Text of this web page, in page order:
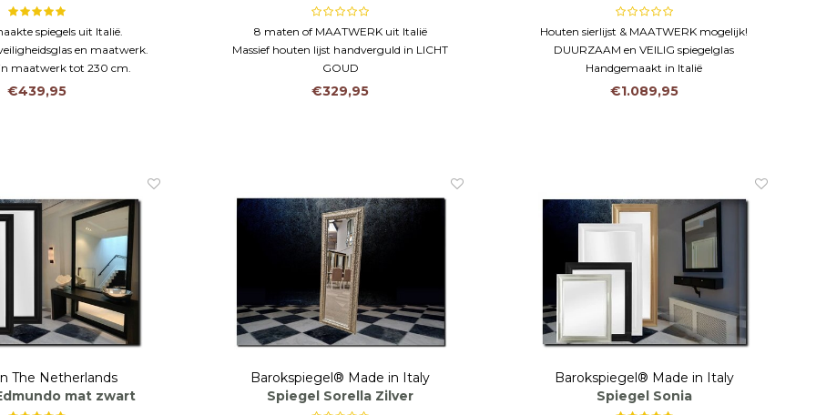
spiegels uit Italië.
en maatwerk.
maatwerk tot 230 cm.
€439,95
8 maten of MAATWERK uit Italië
Massief houten lijst handverguld in LICHT
GOUD
Duurzaam eco VEILIGHEIDSGLAS met facet
€329,95
Houten sierlijst & MAATWERK mogelijk!
DUURZAAM en VEILIG spiegelglas
Handgemaakt in Italië
€1.089,95
The Netherlands
mat zwart
Barokspiegel® Made in Italy
Spiegel Sorella Zilver
Barokspiegel® Made in Italy
Spiegel Sonia